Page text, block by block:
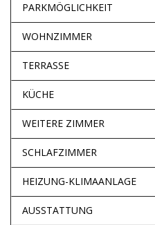
PARKMÖGLICHKEIT
WOHNZIMMER
TERRASSE
KÜCHE
WEITERE ZIMMER
SCHLAFZIMMER
HEIZUNG-KLIMAANLAGE
AUSSTATTUNG